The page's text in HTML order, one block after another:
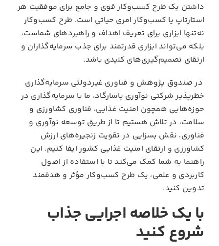
داشتن یک طرح کسب‌وکار قوی و جامع برای موفقیت هر
استارتاپ یا کسب‌وکار امری حیاتی است. طرح کسب‌وکار
نه‌تنها ابزاری برای تعریف اهداف و راهبردهای شماست،
بلکه می‌تواند ابزاری قدرتمند برای جذب سرمایه‌گذاران و
ارتقای تصمیم‌گیری‌های کلیدی باشد.
در صندوق پژوهش و فناوری غیردولتی سرمایه‌گذاری
خطرپذیر شرکتی نوآوری پاسارگاد، ما با سرمایه‌گذاری در
حوزه‌هایی همچون امنیت غذایی، فناوری کشاورزی و
سلامت، در تلاش هستیم تا از طریق توسعه نوآوری و
فناوری، نقش بسزایی در تقویت زنجیره‌های ارزش
کشاورزی و ارتقای امنیت غذایی کشور ایفا کنیم. این
راهنما به شما کمک می‌کند تا با استفاده از اصول
کاربردی و علمی، یک طرح کسب‌وکار مؤثر و هدفمند
تدوین کنید.
با یک خلاصه اجرایی جذاب
شروع کنید